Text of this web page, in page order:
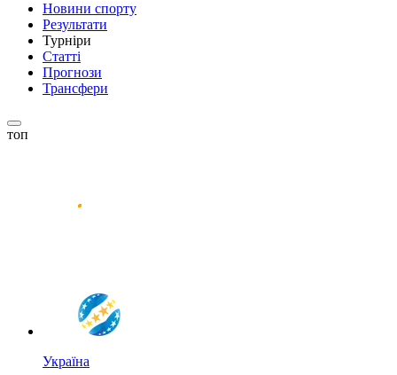
Новини спорту
Результати
Турніри
Статті
Прогнози
Трансфери
топ
Україна